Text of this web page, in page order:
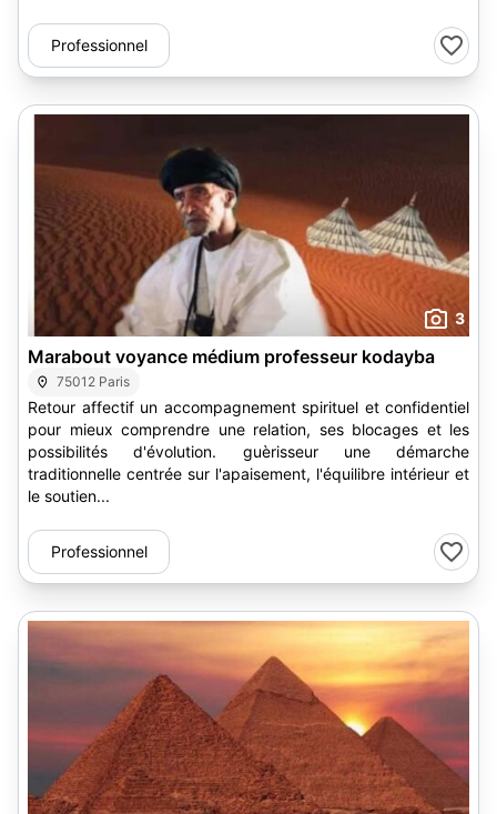
Professionnel
3
Marabout voyance médium professeur kodayba
75012 Paris
Retour affectif un accompagnement spirituel et confidentiel
pour mieux comprendre une relation, ses blocages et les
possibilités d'évolution. guèrisseur une démarche
traditionnelle centrée sur l'apaisement, l'équilibre intérieur et
le soutien...
Professionnel